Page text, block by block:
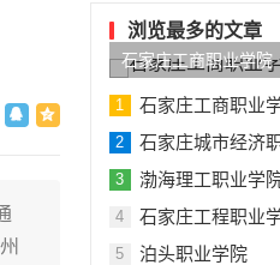
浏览最多的文章
石家庄工商职业学院
1 石家庄工商职业
2 石家庄城市经济
3 渤海理工职业学
4 石家庄工程职业
5 泊头职业学院